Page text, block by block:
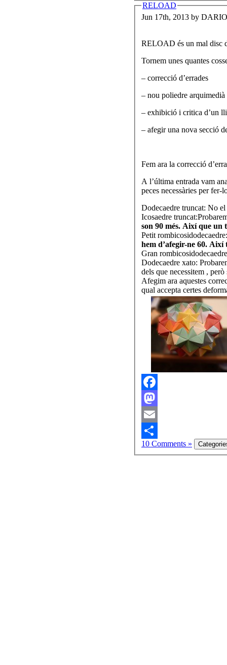
RELOAD
Jun 17th, 2013 by DARIO
RELOAD és un mal disc
Tornem unes quantes
– correcció d’errades
– nou poliedre arquimedià
– exhibició i critica d’un
– afegir una nova secció
Fem ara la correcció
A l’última entrada vam
peces necessàries per
Dodecaedre truncat: No
Icosaedre
son 90 més. Així que un
Petit
hem d’afegir-ne 60. Així
Gran
Dodecaedre xato:
dels que necessitem ,
Afegim ara aquestes
qual accepta certes
Facebook
Mastodon
Email
Share
10 Comments »